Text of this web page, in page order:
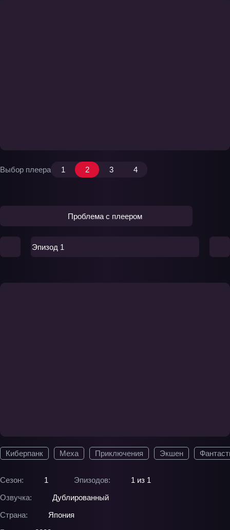
Киберпанк Меха Приключения Экшен
Сезон: 1 Эпизодов:
1 из 1
Озвучка:
Дублированный
Страна:
Япония
Выбор плеера 1 2 3 4
Проблема с плеером
Эпизод 1